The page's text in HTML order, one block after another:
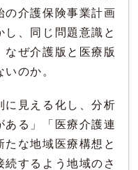
の介護保険事業計画
、同じ問題意識と
ぜ介護版と医療版
のか。
に見える化し、分析
ある」「医療介護連
な地域医療構想と
するよう地域のさ